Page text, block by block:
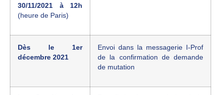
30/11/2021 à 12h
(heure de Paris)
Dès le 1er
décembre 2021
Envoi dans la messagerie I-Prof
de la confirmation de demande
de mutation